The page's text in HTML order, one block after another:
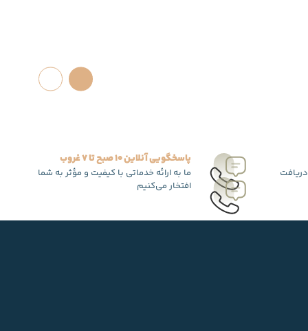
پاسخگویی آنلاین 10 صبح تا 7 غروب
ما به ارائه خدماتی با کیفیت و مؤثر به شما
افتخار می‌کنیم